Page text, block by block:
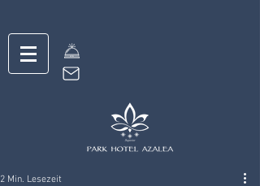
2 Min. Lesezeit